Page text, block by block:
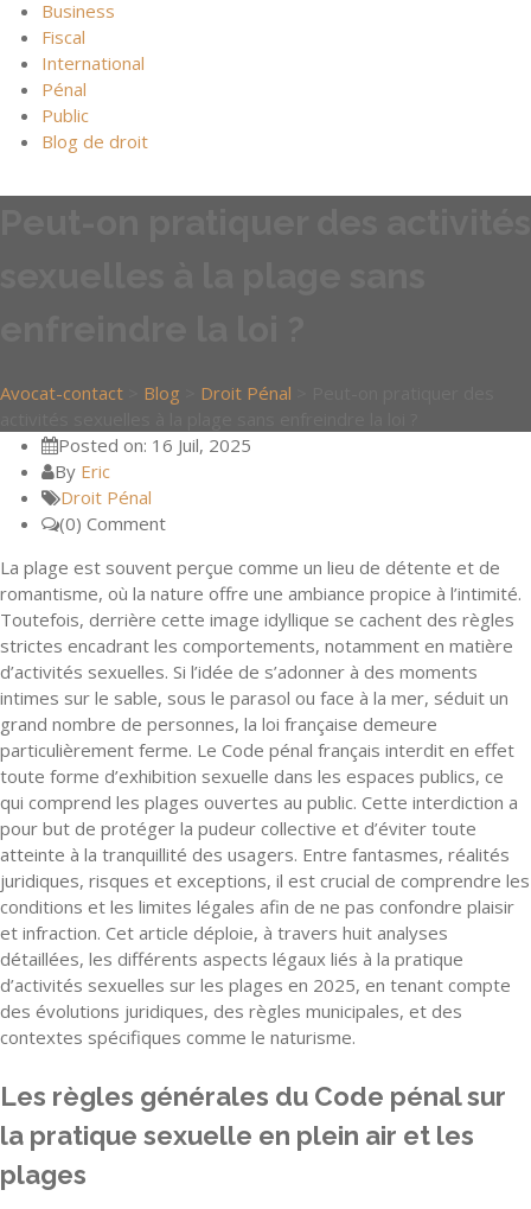
Business
Fiscal
International
Pénal
Public
Blog de droit
Avocat-contact Blog Droit Pénal
Posted on: 16 Juil, 2025
By Eric
Droit Pénal
(0) Comment
La plage est souvent perçue comme un lieu de détente et de
romantisme, où la nature offre une ambiance propice à l’intimité.
Toutefois, derrière cette image idyllique se cachent des règles
strictes encadrant les comportements, notamment en matière
d’activités sexuelles. Si l’idée de s’adonner à des moments
intimes sur le sable, sous le parasol ou face à la mer, séduit un
grand nombre de personnes, la loi française demeure
particulièrement ferme. Le Code pénal français interdit en effet
toute forme d’exhibition sexuelle dans les espaces publics, ce
qui comprend les plages ouvertes au public. Cette interdiction a
pour but de protéger la pudeur collective et d’éviter toute
atteinte à la tranquillité des usagers. Entre fantasmes, réalités
juridiques, risques et exceptions, il est crucial de comprendre les
conditions et les limites légales afin de ne pas confondre plaisir
et infraction. Cet article déploie, à travers huit analyses
détaillées, les différents aspects légaux liés à la pratique
d’activités sexuelles sur les plages en 2025, en tenant compte
des évolutions juridiques, des règles municipales, et des
contextes spécifiques comme le naturisme.
Les règles générales du Code pénal sur
la pratique sexuelle en plein air et les
plages